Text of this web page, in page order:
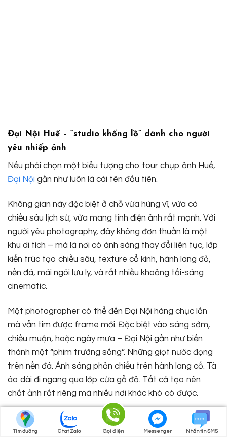
Đại Nội Huế – “studio khổng lồ” dành cho người
yêu nhiếp ảnh
Nếu phải chọn một biểu tượng cho tour chụp ảnh Huế,
Đại Nội gần như luôn là cái tên đầu tiên.
Không gian này đặc biệt ở chỗ vừa hùng vĩ, vừa có
chiều sâu lịch sử, vừa mang tính điện ảnh rất mạnh. Với
người yêu photography, đây không đơn thuần là một
khu di tích – mà là nơi có ánh sáng thay đổi liên tục, lớp
kiến trúc tạo chiều sâu, texture cổ kính, hành lang đỏ,
nền đá, mái ngói lưu ly, và rất nhiều khoảng tối-sáng
cinematic.
Một photographer có thể đến Đại Nội hàng chục lần
mà vẫn tìm được frame mới. Đặc biệt vào sáng sớm,
chiều muộn, hoặc ngày mưa – Đại Nội gần như biến
thành một “phim trường sống”. Những giọt nước đọng
trên nền đá. Ánh sáng phản chiếu trên hành lang cổ. Tà
áo dài đi ngang qua lớp cửa gỗ đỏ. Tất cả tạo nên
chất ảnh rất riêng mà nhiều nơi khác khó có được.
Tìm đường Chat Zalo Gọi điện Messenger Nhắn tin SMS